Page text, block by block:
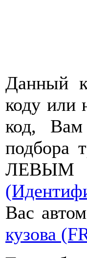
Данный
коду или
код, Вам
подбора
Вас
кузова